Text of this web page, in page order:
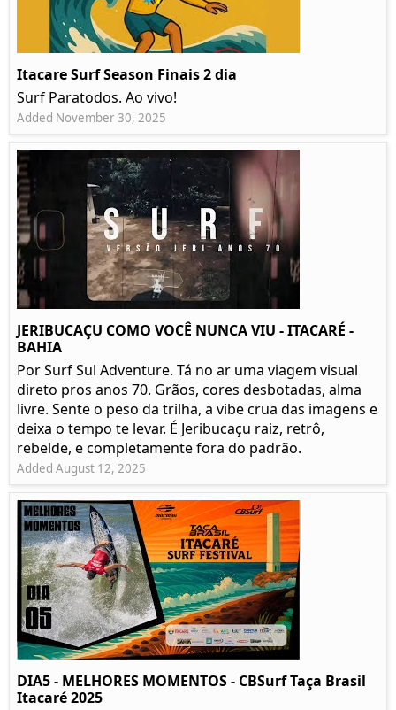
Itacare Surf Season Finais 2 dia
Surf Paratodos. Ao vivo!
Added November 30, 2025
JERIBUCAÇU COMO VOCÊ NUNCA VIU - ITACARÉ -
BAHIA
Por Surf Sul Adventure. Tá no ar uma viagem visual
direto pros anos 70. Grãos, cores desbotadas, alma
livre. Sente o peso da trilha, a vibe crua das imagens e
deixa o tempo te levar. É Jeribucaçu raiz, retrô,
rebelde, e completamente fora do padrão.
Added August 12, 2025
DIA5 - MELHORES MOMENTOS - CBSurf Taça Brasil
Itacaré 2025